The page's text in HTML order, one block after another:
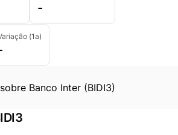
-
(1a)
Banco Inter (BIDI3)